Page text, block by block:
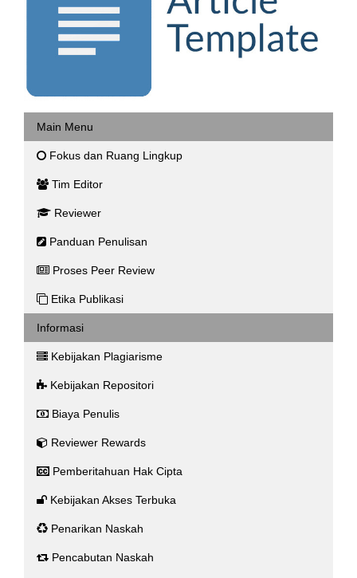
Main Menu
Fokus dan Ruang Lingkup
Tim Editor
Reviewer
Panduan Penulisan
Proses Peer Review
Etika Publikasi
Informasi
Kebijakan Plagiarisme
Kebijakan Repositori
Biaya Penulis
Reviewer Rewards
Pemberitahuan Hak Cipta
Kebijakan Akses Terbuka
Penarikan Naskah
Pencabutan Naskah